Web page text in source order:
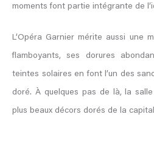
moments font partie intégrante de
L’Opéra Garnier mérite aussi une
flamboyants, ses dorures
teintes solaires en font l’un des
doré. À quelques pas de là, la
plus beaux décors dorés de la